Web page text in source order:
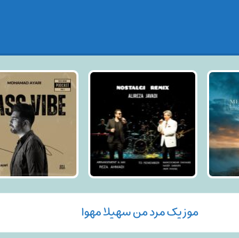
موزیک مرد من سهیلا مهوا